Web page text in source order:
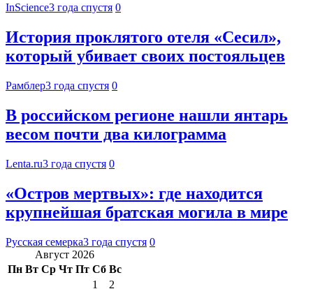
InScience3 года спустя 0
История проклятого отеля «Сесил»,
который убивает своих постояльцев
Рамблер3 года спустя 0
В российском регионе нашли янтарь
весом почти два килограмма
Lenta.ru3 года спустя 0
«Остров мертвых»: где находится
крупнейшая братская могила в мире
Русская семерка3 года спустя 0
Август 2026
Пн Вт Ср Чт Пт Сб Вс
1
2